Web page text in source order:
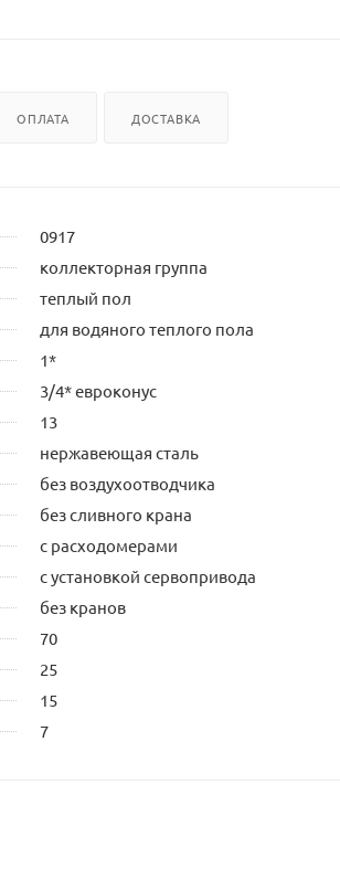
ОПЛАТА ДОСТАВКА
0917
коллекторная группа
теплый пол
для водяного теплого пола
1*
3/4* евроконус
13
нержавеющая сталь
без воздухоотводчика
без сливного крана
с расходомерами
с установкой сервопривода
без кранов
70
25
15
7